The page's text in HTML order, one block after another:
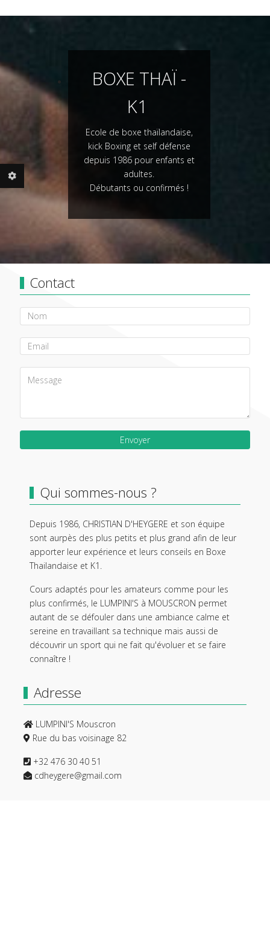
BOXE THAÏ -
K1
Ecole de boxe thaïlandaise,
kick Boxing et self défense
depuis 1986 pour enfants et
adultes.
Débutants ou confirmés !
Contact
Envoyer
Qui sommes-nous ?
Depuis 1986, CHRISTIAN D'HEYGERE et son équipe
sont aurpès des plus petits et plus grand afin de leur
apporter leur expérience et leurs conseils en Boxe
Thailandaise et K1.
Cours adaptés pour les amateurs comme pour les
plus confirmés, le LUMPINI'S à MOUSCRON permet
autant de se défouler dans une ambiance calme et
sereine en travaillant sa technique mais aussi de
découvrir un sport qui ne fait qu'évoluer et se faire
connaître !
Adresse
LUMPINI'S Mouscron
Rue du bas voisinage 82
+32 476 30 40 51
cdheygere@gmail.com